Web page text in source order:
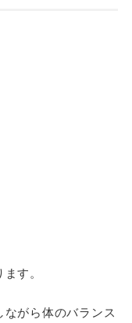
す。
がら体のバランス